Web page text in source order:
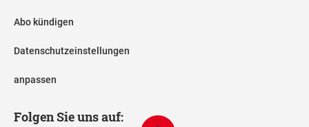
Abo kündigen
Datenschutzeinstellungen
anpassen
Folgen Sie uns auf: